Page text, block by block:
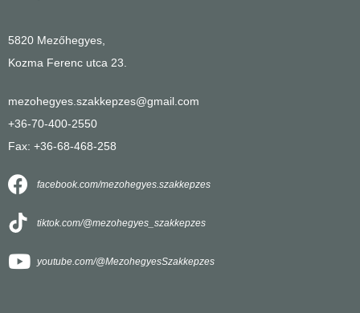
5820 Mezőhegyes,
Kozma Ferenc utca 23.
mezohegyes.szakkepzes@gmail.com
+36-70-400-2550
Fax: +36-68-468-258
facebook.com/mezohegyes.szakkepzes
tiktok.com/@mezohegyes_szakkepzes
youtube.com/@MezohegyesSzakkepzes